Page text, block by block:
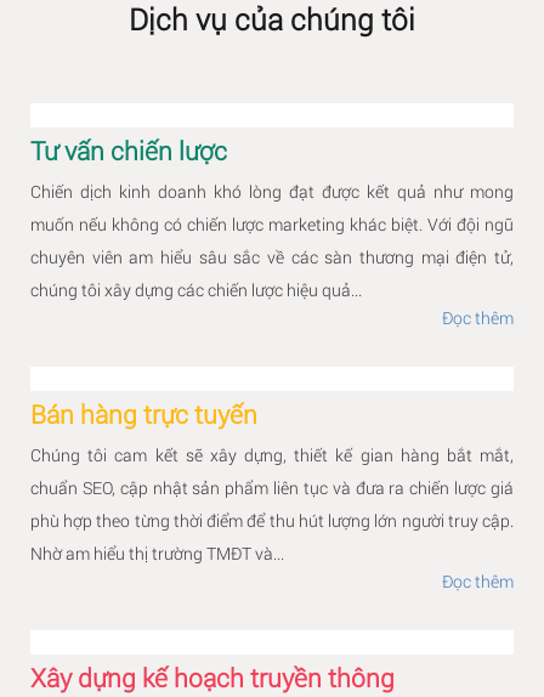
Dịch vụ của chúng tôi
Tư vấn chiến lược
Chiến dịch kinh doanh khó lòng đạt được kết quả như mong
muốn nếu không có chiến lược marketing khác biệt. Với đội ngũ
chuyên viên am hiểu sâu sắc về các sàn thương mại điện tử,
chúng tôi xây dựng các chiến lược hiệu quả...
Đọc thêm
Bán hàng trực tuyến
Chúng tôi cam kết sẽ xây dựng, thiết kế gian hàng bắt mắt,
chuẩn SEO, cập nhật sản phẩm liên tục và đưa ra chiến lược giá
phù hợp theo từng thời điểm để thu hút lượng lớn người truy cập.
Nhờ am hiểu thị trường TMĐT và...
Đọc thêm
Xây dựng kế hoạch truyền thông